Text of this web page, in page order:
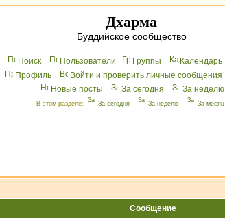
Дхарма
Буддийское сообщество
Поиск Пользователи Группы Календарь
Профиль
Войти и проверить личные сообщения
Новые посты
За сегодня За неделю
В этом разделе: За сегодня За неделю За месяц
Сообщение